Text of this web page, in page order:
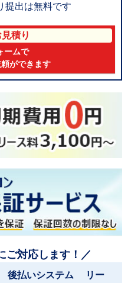
提出は無料です
積り
ームで
ができます
ご対応します！／
後払いシステム リー